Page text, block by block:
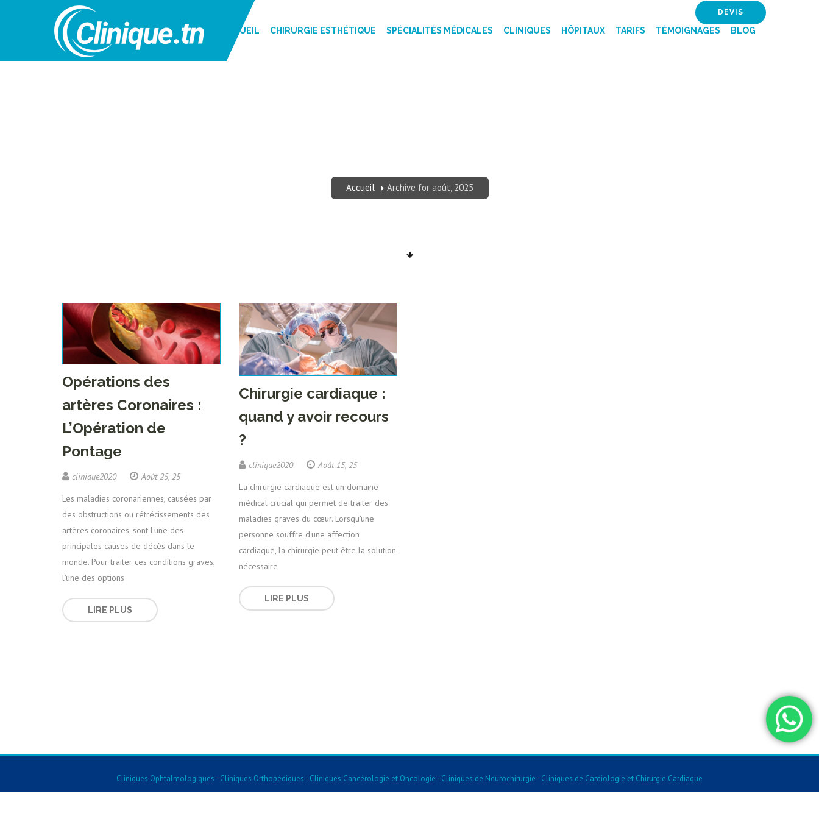
ACCUEIL CHIRURGIE ESTHÉTIQUE SPÉCIALITÉS MÉDICALES CLINIQUES HÔPITAUX TARIFS TÉMOIGNAGES BLOG
DEVIS
Accueil Archive for août, 2025
Opérations des
artères Coronaires :
L’Opération de
Pontage
clinique2020
Août 25, 25
Les maladies coronariennes, causées par
des obstructions ou rétrécissements des
artères coronaires, sont l'une des
principales causes de décès dans le
monde. Pour traiter ces conditions graves,
l'une des options
LIRE PLUS
Chirurgie cardiaque :
quand y avoir recours
?
clinique2020
Août 15, 25
La chirurgie cardiaque est un domaine
médical crucial qui permet de traiter des
maladies graves du cœur. Lorsqu'une
personne souffre d'une affection
cardiaque, la chirurgie peut être la solution
nécessaire
LIRE PLUS
Cliniques Ophtalmologiques - Cliniques Orthopédiques - Cliniques Cancérologie et Oncologie - Cliniques de Neurochirurgie - Cliniques de Cardiologie et Chirurgie Cardiaque